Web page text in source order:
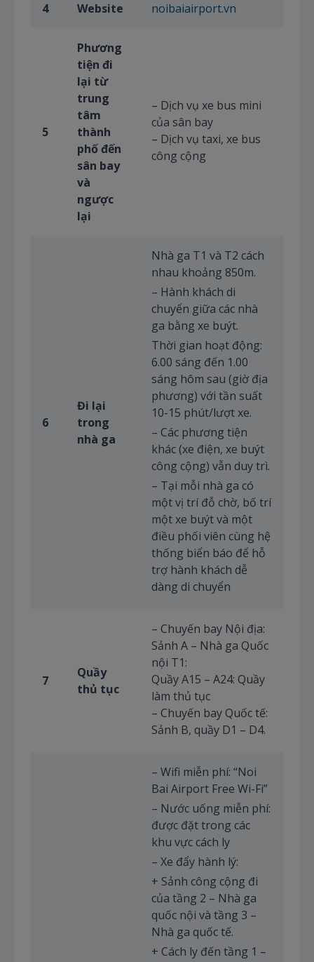
4 Website noibaiairport.vn
5
Phương
tiện đi
lại từ
trung
tâm
thành
phố đến
sân bay
và
ngược
lại
– Dịch vụ xe bus mini
của sân bay
– Dịch vụ taxi, xe bus
công cộng
6
Đi lại
trong
nhà ga
Nhà ga T1 và T2 cách
nhau khoảng 850m.
– Hành khách di
chuyển giữa các nhà
ga bằng xe buýt.
Thời gian hoạt động:
6.00 sáng đến 1.00
sáng hôm sau (giờ địa
phương) với tần suất
10-15 phút/lượt xe.
– Các phương tiện
khác (xe điện, xe buýt
công cộng) vẫn duy trì.
– Tại mỗi nhà ga có
một vị trí đỗ chờ, bố trí
một xe buýt và một
điều phối viên cùng hệ
thống biển báo để hỗ
trợ hành khách dễ
dàng di chuyển
7
Quầy
thủ tục
– Chuyến bay Nội địa:
Sảnh A – Nhà ga Quốc
nội T1:
Quầy A15 – A24: Quầy
làm thủ tục
– Chuyến bay Quốc tế:
Sảnh B, quầy D1 – D4.
– Wifi miễn phí: “Noi
Bai Airport Free Wi-Fi”
– Nước uống miễn phí:
được đặt trong các
khu vực cách ly
– Xe đẩy hành lý:
+ Sảnh công cộng đi
của tầng 2 – Nhà ga
quốc nội và tầng 3 –
Nhà ga quốc tế.
+ Cách ly đến tầng 1 –